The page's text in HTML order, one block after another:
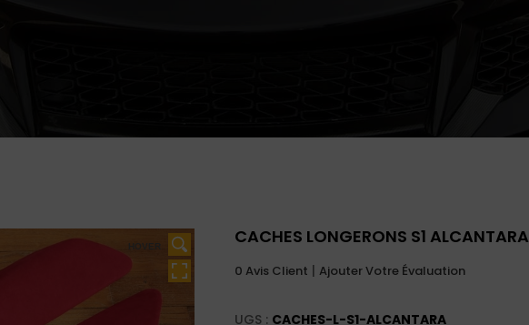
HOVER
HOVER
HOVER
HOVER
HOVER
HOVER
HOVER
HOVER
HOVER CACHES LONGERONS S1 ALCANTARA
0 Avis Client | Ajouter Votre Évaluation
UGS : CACHES-L-S1-ALCANTARA